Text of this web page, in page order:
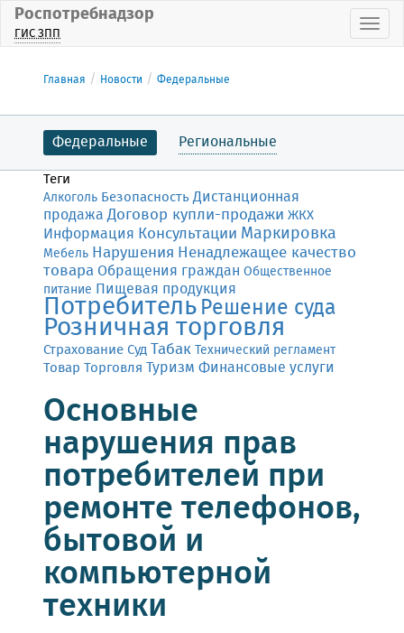
Роспотребнадзор
ГИС ЗПП
Главная Новости Федеральные
Федеральные Региональные
Теги
Алкоголь БезопасностьДистанционная
продажа Договор купли-продажи ЖКХ
Информация Консультации Маркировка
Мебель Нарушения Ненадлежащее качество
товара Обращения граждан Общественное
питание Пищевая продукция
ПотребительРешение суда
Розничная торговля
СтрахованиеСудТабакТехнический регламент
Товар Торговля Туризм Финансовые услуги
Основные
нарушения прав
потребителей при
ремонте телефонов,
бытовой и
компьютерной
техники